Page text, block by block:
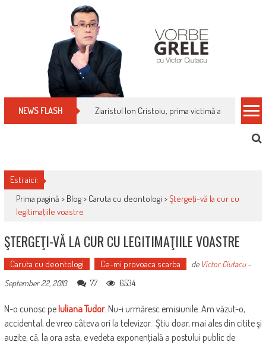
NEWS FLASH Cum îți schimbi, rapid, gratuit și eficient,
Esti aici:
Prima pagină > Blog> Caruta cu deontologi >Ştergeţi-vă la cur cu
legitimaţiile voastre
ŞTERGEŢI-VĂ LA CUR CU LEGITIMAŢIILE VOASTRE
Caruta cu deontologi Ce-mi provoaca scarba de Victor Ciutacu-
September 22, 2010
77 6534
N-o cunosc pe Iuliana Tudor. Nu-i urmăresc emisiunile. Am văzut-o,
accidental, de vreo câteva ori la televizor. Ştiu doar, mai ales din citite şi
auzite, că, la ora asta, e vedeta exponenţială a postului public de